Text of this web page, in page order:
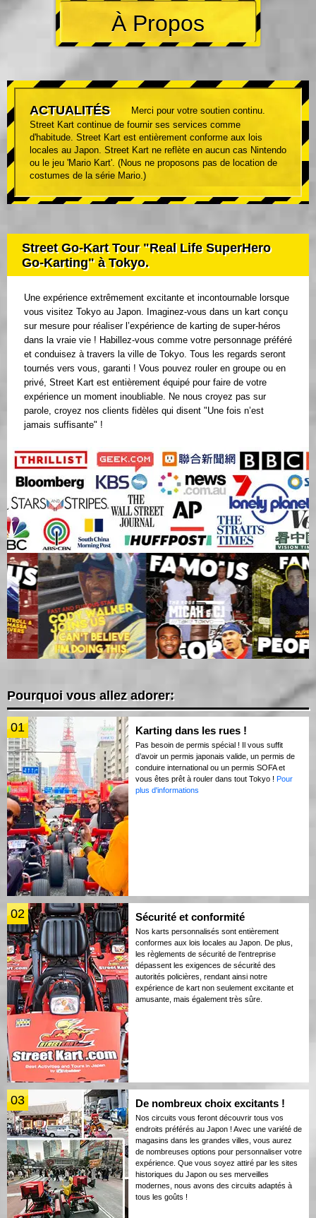
À Propos
ACTUALITÉS
Merci pour votre soutien continu.
Street Kart continue de fournir ses services comme
d'habitude. Street Kart est entièrement conforme aux lois
locales au Japon. Street Kart ne reflète en aucun cas Nintendo
ou le jeu 'Mario Kart'. (Nous ne proposons pas de location de
costumes de la série Mario.)
Street Go-Kart Tour "Real Life SuperHero
Go-Karting" à Tokyo.
Une expérience extrêmement excitante et incontournable lorsque
vous visitez Tokyo au Japon. Imaginez-vous dans un kart conçu
sur mesure pour réaliser l’expérience de karting de super-héros
dans la vraie vie ! Habillez-vous comme votre personnage préféré
et conduisez à travers la ville de Tokyo. Tous les regards seront
tournés vers vous, garanti ! Vous pouvez rouler en groupe ou en
privé, Street Kart est entièrement équipé pour faire de votre
expérience un moment inoubliable. Ne nous croyez pas sur
parole, croyez nos clients fidèles qui disent "Une fois n’est
jamais suffisante" !
Pourquoi vous allez adorer:
01 Karting dans les rues !
Pas besoin de permis spécial ! Il vous suffit
d’avoir un permis japonais valide, un permis de
conduire international ou un permis SOFA et
vous êtes prêt à rouler dans tout Tokyo ! Pour
plus d'informations
02 Sécurité et conformité
Nos karts personnalisés sont entièrement
conformes aux lois locales au Japon. De plus,
les règlements de sécurité de l’entreprise
dépassent les exigences de sécurité des
autorités policières, rendant ainsi notre
expérience de kart non seulement excitante et
amusante, mais également très sûre.
03 De nombreux choix excitants !
Nos circuits vous feront découvrir tous vos
endroits préférés au Japon ! Avec une variété de
magasins dans les grandes villes, vous aurez
de nombreuses options pour personnaliser votre
expérience. Que vous soyez attiré par les sites
historiques du Japon ou ses merveilles
modernes, nous avons des circuits adaptés à
tous les goûts !